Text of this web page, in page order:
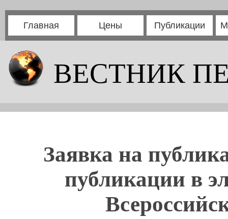
Главная Цены Публикации
ВЕСТНИК
Заявка на
публикации в